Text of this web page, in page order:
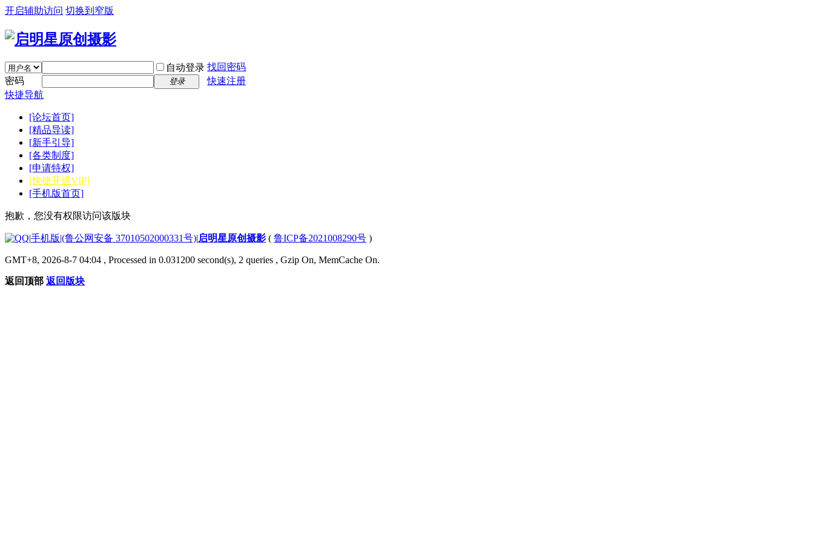
开启辅助访问 切换到窄版
自动登录 找回密码
密码
登录
快速注册
快捷导航
[论坛首页]
[精品导读]
[新手引导]
[各类制度]
[申请特权]
[快捷开通VIP]
[手机版首页]
抱歉，您没有权限访问该版块
|手机版|(鲁公网安备 37010502000331号)|启明星原创摄影 ( 鲁ICP备2021008290号 )
GMT+8, 2026-8-7 04:04 , Processed in 0.031200 second(s), 2 queries , Gzip On, MemCache On.
返回顶部 返回版块